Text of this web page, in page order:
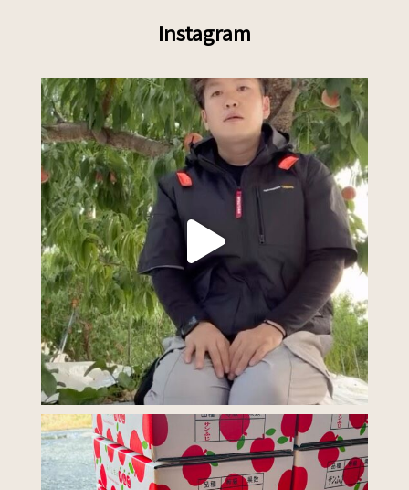
Instagram